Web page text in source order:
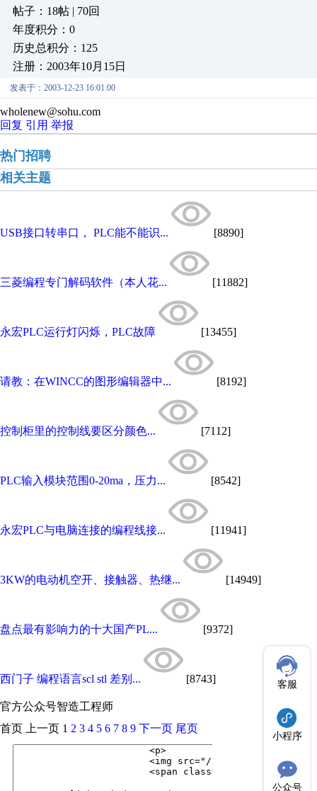
帖子：18帖 | 70回
年度积分：0
历史总积分：125
注册：2003年10月15日
发表于：2003-12-23 16:01:00
wholenew@sohu.com
回复 引用 举报
热门招聘
相关主题
USB接口转串口， PLC能不能识... [8890]
三菱编程专门解码软件（本人花... [11882]
永宏PLC运行灯闪烁，PLC故障 [13455]
请教：在WINCC的图形编辑器中... [8192]
控制柜里的控制线要区分颜色... [7112]
PLC输入模块范围0-20ma，压力... [8542]
永宏PLC与电脑连接的编程线接... [11941]
3KW的电动机空开、接触器、热继... [14949]
盘点最有影响力的十大国产PL... [9372]
西门子 编程语言scl stl 差别... [8743]
官方公众号智造工程师
客服
小程序
公众号
首页 上一页 1 2 3 4 5 6 7 8 9 下一页 尾页